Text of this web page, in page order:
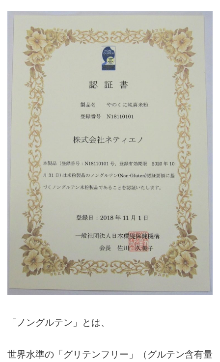
「ノングルテン」とは、
世界水準の「グリテンフリー」（グルテン含有量